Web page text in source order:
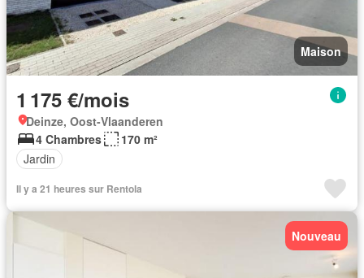
Maison
1 175 €/mois
Deinze, Oost-Vlaanderen
4 Chambres
170 m²
Jardin
Il y a 21 heures sur Rentola
Nouveau